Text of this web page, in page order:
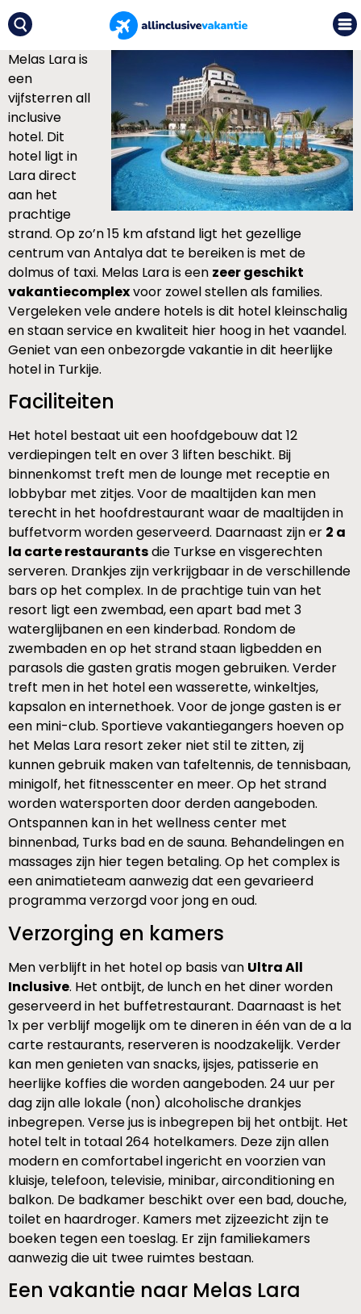
Melas Lara is
een
vijfsterren all
inclusive
hotel. Dit
hotel ligt in
Lara direct
aan het
prachtige
strand. Op zo’n 15 km afstand ligt het gezellige
centrum van Antalya dat te bereiken is met de
dolmus of taxi. Melas Lara is een zeer geschikt
vakantiecomplexvoor zowel stellen als families.
Vergeleken vele andere hotels is dit hotel kleinschalig
en staan service en kwaliteit hier hoog in het vaandel.
Geniet van een onbezorgde vakantie in dit heerlijke
hotel in Turkije.
Faciliteiten
Het hotel bestaat uit een hoofdgebouw dat 12
verdiepingen telt en over 3 liften beschikt. Bij
binnenkomst treft men de lounge met receptie en
lobbybar met zitjes. Voor de maaltijden kan men
terecht in het hoofdrestaurant waar de maaltijden in
buffetvorm worden geserveerd. Daarnaast zijn er 2 a
la carte restaurantsdie Turkse en visgerechten
serveren. Drankjes zijn verkrijgbaar in de verschillende
bars op het complex. In de prachtige tuin van het
resort ligt een zwembad, een apart bad met 3
waterglijbanen en een kinderbad. Rondom de
zwembaden en op het strand staan ligbedden en
parasols die gasten gratis mogen gebruiken. Verder
treft men in het hotel een wasserette, winkeltjes,
kapsalon en internethoek. Voor de jonge gasten is er
een mini-club. Sportieve vakantiegangers hoeven op
het Melas Lara resort zeker niet stil te zitten, zij
kunnen gebruik maken van tafeltennis, de tennisbaan,
minigolf, het fitnesscenter en meer. Op het strand
worden watersporten door derden aangeboden.
Ontspannen kan in het wellness center met
binnenbad, Turks bad en de sauna. Behandelingen en
massages zijn hier tegen betaling. Op het complex is
een animatieteam aanwezig dat een gevarieerd
programma verzorgd voor jong en oud.
Verzorging en kamers
Men verblijft in het hotel op basis van Ultra All
Inclusive. Het ontbijt, de lunch en het diner worden
geserveerd in het buffetrestaurant. Daarnaast is het
1x per verblijf mogelijk om te dineren in één van de a la
carte restaurants, reserveren is noodzakelijk. Verder
kan men genieten van snacks, ijsjes, patisserie en
heerlijke koffies die worden aangeboden. 24 uur per
dag zijn alle lokale (non) alcoholische drankjes
inbegrepen. Verse jus is inbegrepen bij het ontbijt. Het
hotel telt in totaal 264 hotelkamers. Deze zijn allen
modern en comfortabel ingericht en voorzien van
kluisje, telefoon, televisie, minibar, airconditioning en
balkon. De badkamer beschikt over een bad, douche,
toilet en haardroger. Kamers met zijzeezicht zijn te
boeken tegen een toeslag. Er zijn familiekamers
aanwezig die uit twee ruimtes bestaan.
Een vakantie naar Melas Lara